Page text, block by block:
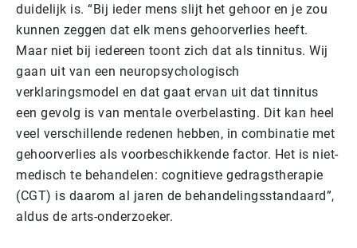
duidelijk is. “Bij ieder mens slijt het gehoor en je zou
kunnen zeggen dat elk mens gehoorverlies heeft.
Maar niet bij iedereen toont zich dat als tinnitus. Wij
gaan uit van een neuropsychologisch
verklaringsmodel en dat gaat ervan uit dat tinnitus
een gevolg is van mentale overbelasting. Dit kan heel
veel verschillende redenen hebben, in combinatie met
gehoorverlies als voorbeschikkende factor. Het is niet-
medisch te behandelen: cognitieve gedragstherapie
(CGT) is daarom al jaren de behandelingsstandaard”,
aldus de arts-onderzoeker.